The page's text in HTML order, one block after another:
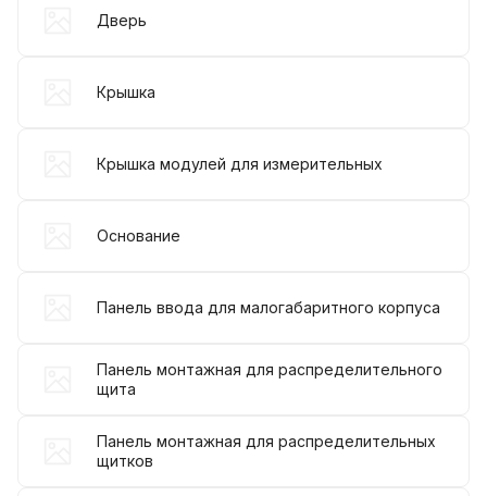
Дверь
Крышка
Крышка модулей для измерительных
Основание
Панель ввода для малогабаритного корпуса
Панель монтажная для распределительного
щита
Панель монтажная для распределительных
щитков